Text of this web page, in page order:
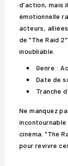
d'action, mais
émotionnelle
acteurs,
de "The Raid
inoubliable.
Genre :
Date de
Tranche
Ne manquez
cinéma. "The
pour revivre